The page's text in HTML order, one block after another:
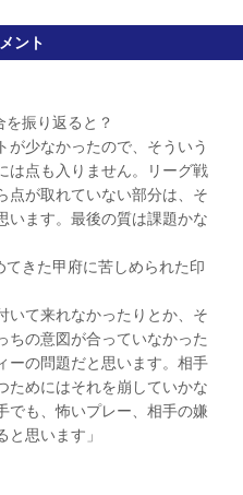
ント
振り返ると？
が少なかったので、そういう
は点も入りません。リーグ戦
点が取れていない部分は、そ
います。最後の質は課題かな
てきた甲府に苦しめられた印
いて来れなかったりとか、そ
ちの意図が合っていなかった
ーの問題だと思います。相手
ためにはそれを崩していかな
でも、怖いプレー、相手の嫌
思います」